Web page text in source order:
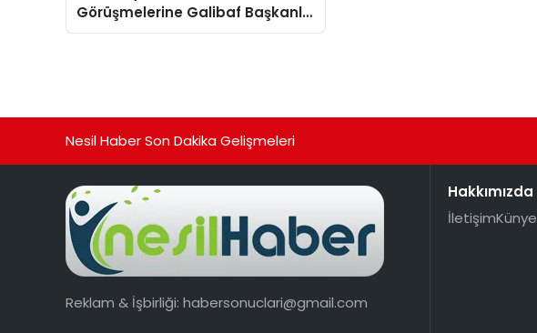
Görüşmelerine Galibaf Başkanlık
Edecek
Nesil Haber Son Dakika Gelişmeleri
Reklam & İşbirliği: habersonuclari@gmail.com
Hakkımızda
İletişimKünye